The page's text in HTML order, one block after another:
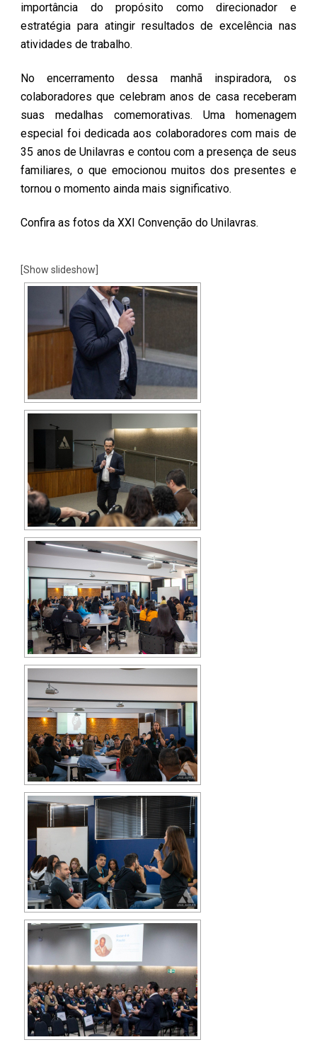
importância do propósito como direcionador e
estratégia para atingir resultados de excelência nas
atividades de trabalho.
No encerramento dessa manhã inspiradora, os
colaboradores que celebram anos de casa receberam
suas medalhas comemorativas. Uma homenagem
especial foi dedicada aos colaboradores com mais de
35 anos de Unilavras e contou com a presença de seus
familiares, o que emocionou muitos dos presentes e
tornou o momento ainda mais significativo.
Confira as fotos da XXI Convenção do Unilavras.
[Show slideshow]